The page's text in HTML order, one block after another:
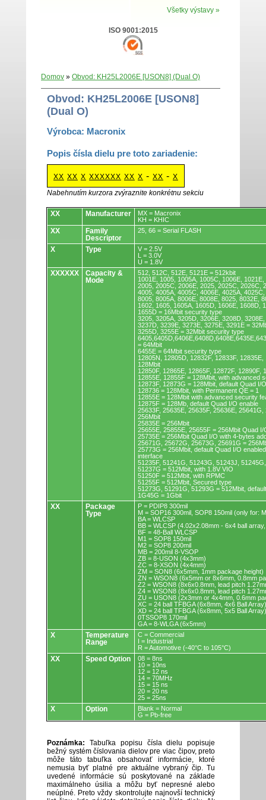
Všetky výstavy »
ISO 9001:2015
Domov » Obvod: KH25L2006E [USON8] (Dual O)
Obvod: KH25L2006E [USON8]
(Dual O)
Výrobca: Macronix
Popis čísla dielu pre toto zariadenie:
XX XX X XXXXXX XX X - XX - X
Nabehnutím kurzora zvýraznite konkrétnu sekciu
Obvody.
XX Manufacturer
MX = Macronix
KH = KHIC
XX
Family
Descriptor
25, 66 = Serial FLASH
X Type
V = 2.5V
L = 3.0V
U = 1.8V
XXXXXX
Capacity &
Mode
512, 512C, 512E, 5121E = 512kbit
1001E, 1005, 1005A, 1005C, 1006E,
2005, 2005C, 2006E, 2025, 2025C, 2026C,
4005, 4005A, 4005C, 4006E, 4025A,
8005, 8005A, 8006E, 8008E, 8025, 8032E,
1602, 1605, 1605A, 1605D, 1606E, 1608D,
1655D = 16Mbit security type
3205, 3205A, 3205D, 3206E, 3208D,
3237D, 3239E, 3273E, 3275E, 3291E =
3255D, 3255E = 32Mbit security type
= 64Mbit
6455E = 64Mbit security type
12805N, 12805D, 12832F, 12833F,
128Mbit
12850F, 12865E, 12865F, 12872F, 12890F,
12855E, 12855F = 128Mbit, with advanced
12873F, 12873G = 128Mbit, default Quad I/
128736 = 128Mbit, with Permanent QE = 1
12855E = 128Mbit with advanced security
12875F = 128Mb, default Quad I/O enable
25633F, 25635E, 25635F, 25636E,
256Mbit
25835E = 256Mbit
25655E, 25855E, 25655F = 256Mbit Quad
25735E = 256Mbit Quad I/O with 4-bytes
25671G, 25672G, 25673G, 25691G =
25773G = 256Mbit, default Quad I/O
interface
51235F, 51241G, 51243G, 51243J,
51237G = 512Mbit, with 1.8V VIO
51250F = 512Mbit, with RPMC
51255F = 512Mbit, Secured type
51273G, 51291G, 51293G = 512Mbit,
1G45G = 1Gbit
XX
Package
Type
P = PDIP8 300mil
M = SOP16 300mil, SOP8 150mil (only for:
BA = WLCSP
BB = WLCSP (4.02x2.08mm - 6x4 ball
BF = 48-Ball WLCSP
M1 = SOP8 150mil
M2 = SOP8 200mil
MB = 200mil 8-VSOP
ZB = 8-USON (4x3mm)
ZC = 8-XSON (4x4mm)
ZM = SON8 (6x5mm, 1mm package height)
ZN = WSON8 (6x5mm or 8x6mm, 0.8mm
Z2 = WSON8 (8x6x0.8mm, lead pitch
Z4 = WSON8 (8x6x0.8mm, lead pitch
ZU = USON8 (2x3mm or 4x4mm, 0.6mm
XC = 24 ball TFBGA (6x8mm, 4x6 Ball Array)
XD = 24 ball TFBGA (6x8mm, 5x5 Ball Array)
0TSSOP8 170mil
GA = 8-WLGA (6x5mm)
X
Temperature
Range
C = Commercial
I = Industrial
R = Automotive (-40°C to 105°C)
XX Speed Option
08 = 8ns
10 = 10ns
12 = 12 ns
14 = 70MHz
15 = 15 ns
20 = 20 ns
25 = 25ns
X Option
Blank = Normal
G = Pb-free
Poznámka: Tabuľka popisu čísla dielu popisuje
bežný systém číslovania dielov pre viac čipov, preto
môže táto tabuľka obsahovať informácie, ktoré
nemusia byť platné pre aktuálne vybraný čip. Tu
uvedené informácie sú poskytované na základe
maximálneho úsilia a môžu byť nepresné alebo
neúplné. Preto vždy skontrolujte najnovší technický